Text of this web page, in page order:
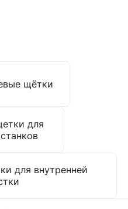
щётки
для
для внутренней